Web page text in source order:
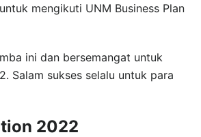
mengikuti UNM Business Plan
ini dan bersemangat untuk
Salam sukses selalu untuk para
2022